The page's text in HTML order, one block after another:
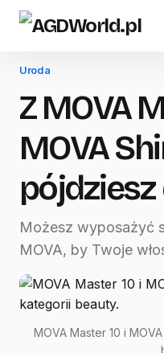
Uroda
Z MOVA
MOVA
Możesz wyposażyć
MOVA, by Twoje
MOVA Master 10 i